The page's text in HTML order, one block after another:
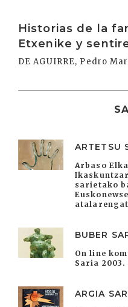
Historias de la
Etxenike y
DE AGUIRRE, Pedro
ARTETSU
Arbaso
sarietako
BUBER
On line
Saria 2003.
ARGIA